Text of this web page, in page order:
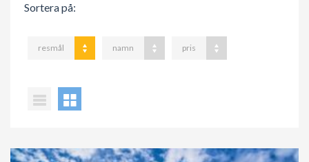
Sortera på:
resmål namn pris